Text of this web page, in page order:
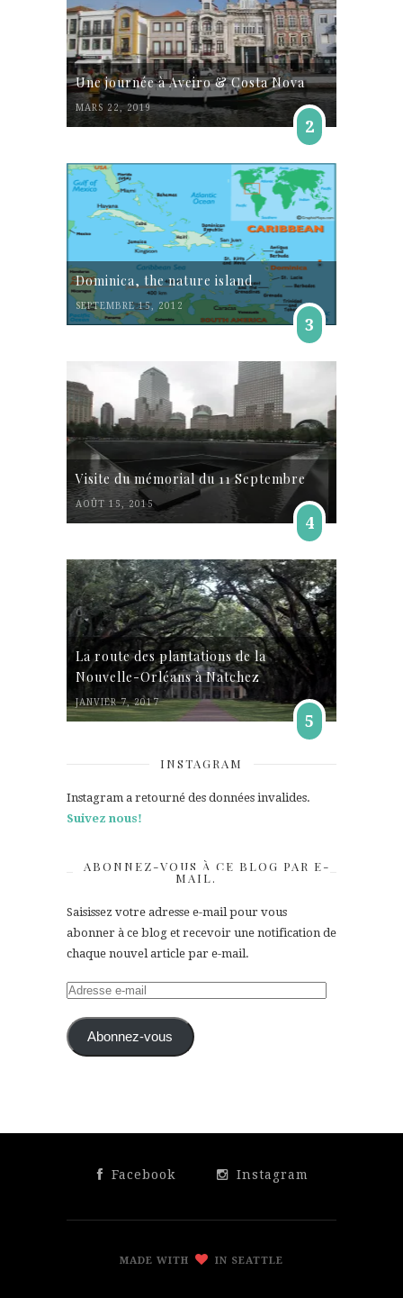
Une journée à Aveiro & Costa Nova
MARS 22, 2019
2
Dominica, the nature island
SEPTEMBRE 15, 2012
3
Visite du mémorial du 11 Septembre
AOÛT 15, 2015
4
La route des plantations de la
Nouvelle-Orléans à Natchez
JANVIER 7, 2017
5
INSTAGRAM
Instagram a retourné des données invalides.
Suivez nous!
ABONNEZ-VOUS À CE BLOG PAR E-
MAIL.
Saisissez votre adresse e-mail pour vous
abonner à ce blog et recevoir une notification de
chaque nouvel article par e-mail.
Adresse
mail Abonnez-vous
Facebook Instagram
MADE WITH IN SEATTLE